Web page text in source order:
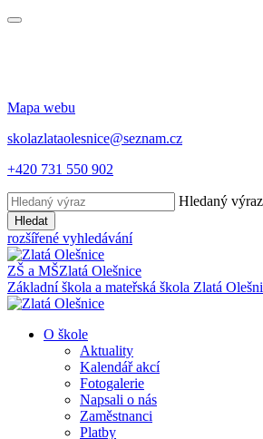
Mapa webu
skolazlataolesnice@seznam.cz
+420 731 550 902
Hledaný výraz
Hledat
rozšířené vyhledávání
ZŠ a MŠZlatá Olešnice
Základní škola a mateřská škola Zlatá
O škole
Aktuality
Kalendář akcí
Fotogalerie
Napsali o nás
Zaměstnanci
Platby